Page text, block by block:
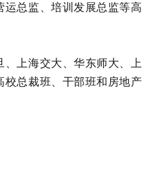
总监、培训发展总监等高
上海交大、华东师大、上
校总裁班、干部班和房地产